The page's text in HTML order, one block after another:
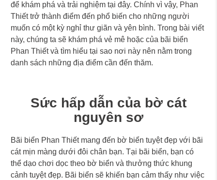
để khám phá và trải nghiệm tại đây. Chính vì vậy, Phan
Thiết trở thành điểm đến phổ biến cho những người
muốn có một kỳ nghỉ thư giãn và yên bình. Trong bài viết
này, chúng ta sẽ khám phá vẻ mê hoặc của bãi biển
Phan Thiết và tìm hiểu tại sao nơi này nên nằm trong
danh sách những địa điểm cần đến thăm.
Sức hấp dẫn của bờ cát
nguyên sơ
Bãi biển Phan Thiết mang đến bờ biển tuyệt đẹp với bãi
cát mịn màng dưới đôi chân bạn. Tại bãi biển, bạn có
thể dạo chơi dọc theo bờ biển và thưởng thức khung
cảnh tuyệt đẹp. Bãi biển sẽ khiến bạn cảm thấy như việc